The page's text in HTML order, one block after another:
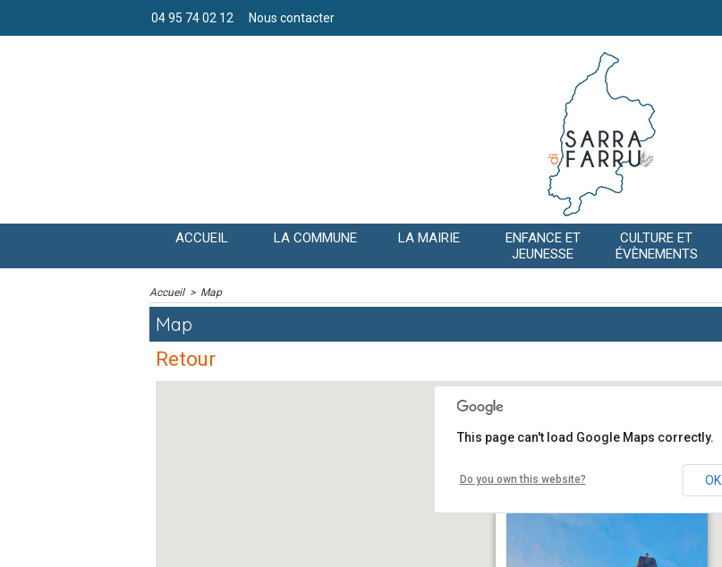
04 95 74 02 12 Nous contacter
ACCUEIL LA COMMUNE LA MAIRIE
ENFANCE ET
JEUNESSE
CULTURE ET
ÉVÈNEMENTS
Accueil > Map
Map
Retour
Inauguration de la place de
This page can't load Google Maps correctly.
Do you own this website? OK